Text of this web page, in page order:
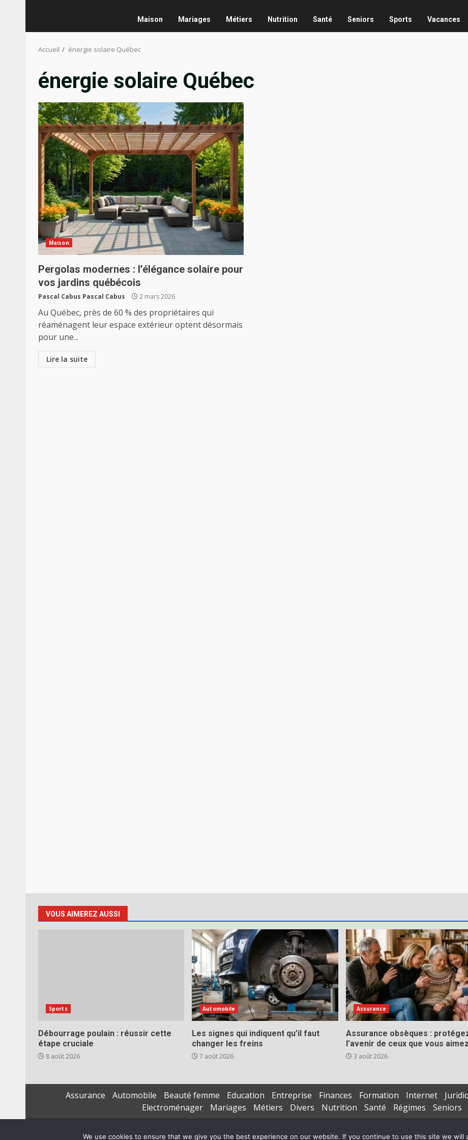
Maison Mariages Métiers Nutrition Santé Seniors Sports Vacances
Accueil énergie solaire Québec
énergie solaire Québec
Maison
Pergolas modernes : l’élégance solaire pour
vos jardins québécois
Pascal Cabus Pascal Cabus 2 mars 2026
Au Québec, près de 60 % des propriétaires qui
réaménagent leur espace extérieur optent désormais
pour une...
Lire la suite
VOUS AIMEREZ AUSSI
Sports
Débourrage poulain : réussir cette
étape cruciale
8 août 2026
Automobile
Les signes qui indiquent qu’il faut
changer les freins
7 août 2026
Assurance
Assurance obsèques :
l’avenir de ceux que vous aimez
3 août 2026
Assurance Automobile Beauté femme Education Entreprise Finances Formation Internet
Electroménager
Mariages Métiers Divers Nutrition Santé Régimes Seniors
We use cookies to ensure that we give you the best experience on our website. If you continue to use this site we will